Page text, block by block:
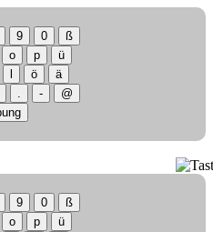
9 0
ß
o p
ü
ö
ä
. -
@
9 0
ß
o p
ü